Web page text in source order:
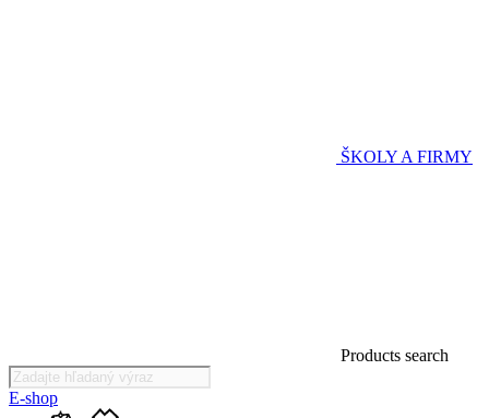
ŠKOLY A FIRMY
Products search
E-shop